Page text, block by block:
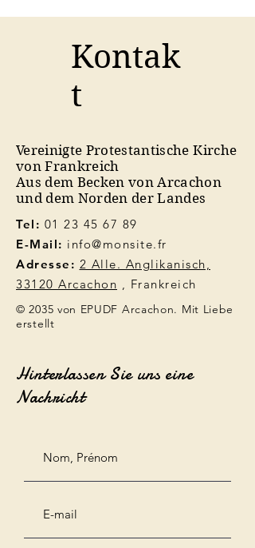
Kontak
t
Vereinigte Protestantische Kirche
von Frankreich
Aus dem Becken von Arcachon
und dem Norden der Landes
Tel: 01 23 45 67 89
E-Mail: info@monsite.fr
Adresse: 2 Alle. Anglikanisch,
33120 Arcachon , Frankreich
© 2035 von EPUDF Arcachon. Mit Liebe
erstellt
Hinterlassen Sie uns eine
Nachricht